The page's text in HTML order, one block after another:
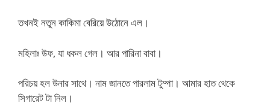
তখনই নতুন কাকিমা বেরিয়ে উঠোনে এল।
মহিলাঃ উফ, যা ধকল গেল। আর পারিনা বাবা।
পরিচয় হল উনার সাথে। নাম জানতে পারলাম টুম্পা। আমার হাত থেকে
সিগারেট টা নিল।